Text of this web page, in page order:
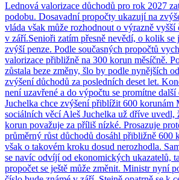
Lednová valorizace důchodů pro rok 2027
podobu. Dosavadní propočty ukazují na
vláda však může rozhodnout o výrazně vyšší
v září.Senioři zatím přesně nevědí, o kolik se
zvýší penze. Podle současných propočtů
valorizace přibližně na 300 korun měsíčně.
zůstala beze změny, šlo by podle nynějších
zvýšení důchodů za posledních deset let.
není uzavřené a do výpočtu se promítne
Juchelka chce zvýšení přiblížit 600 korunám
sociálních věcí Aleš Juchelka už dříve uvedl,
korun považuje za příliš nízké. Prosazuje
průměrný růst důchodů dosáhl přibližně 600
však o takovém kroku dosud nerozhodla.
se navíc odvíjí od ekonomických ukazatelů,
propočet se ještě může změnit. Ministr nyní